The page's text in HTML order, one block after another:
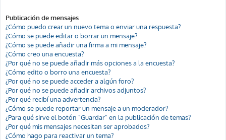
Publicación de mensajes
¿Cómo puedo crear un nuevo tema o enviar una respuesta?
¿Cómo se puede editar o borrar un mensaje?
¿Cómo se puede añadir una firma a mi mensaje?
¿Cómo creo una encuesta?
¿Por qué no se puede añadir más opciones a la encuesta?
¿Cómo edito o borro una encuesta?
¿Por qué no se puede acceder a algún foro?
¿Por qué no se puede añadir archivos adjuntos?
¿Por qué recibí una advertencia?
¿Cómo se puede reportar un mensaje a un moderador?
¿Para qué sirve el botón "Guardar" en la publicación de temas?
¿Por qué mis mensajes necesitan ser aprobados?
¿Cómo hago para reactivar un tema?